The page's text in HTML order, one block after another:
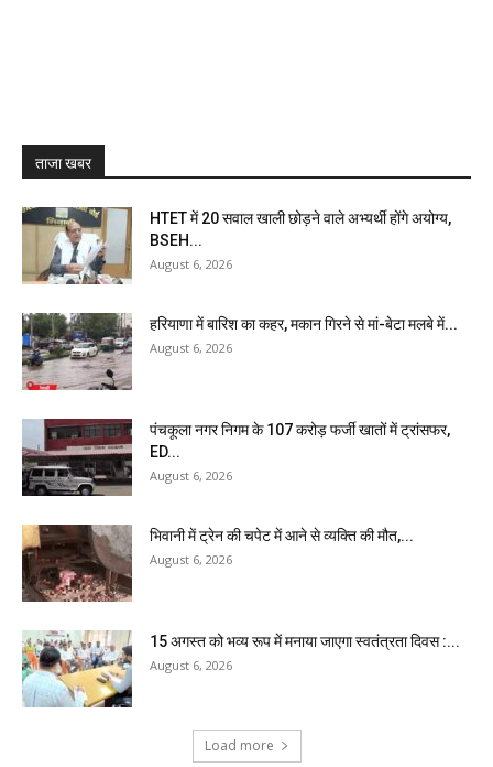
ताजा खबर
HTET में 20 सवाल खाली छोड़ने वाले अभ्यर्थी होंगे अयोग्य,
BSEH...
August 6, 2026
हरियाणा में बारिश का कहर, मकान गिरने से मां-बेटा मलबे में...
August 6, 2026
पंचकूला नगर निगम के ₹107 करोड़ फर्जी खातों में ट्रांसफर,
ED...
August 6, 2026
भिवानी में ट्रेन की चपेट में आने से व्यक्ति की मौत,...
August 6, 2026
15 अगस्त को भव्य रूप में मनाया जाएगा स्वतंत्रता दिवस :...
August 6, 2026
Load more